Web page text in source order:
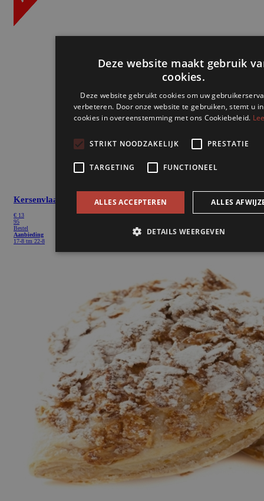
Kersenvlaai
€ 13
95
Bestel
Aanbieding
17-8 tm 22-8